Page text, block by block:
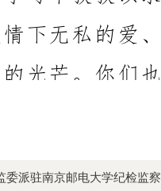
委派驻南京邮电大学纪检监